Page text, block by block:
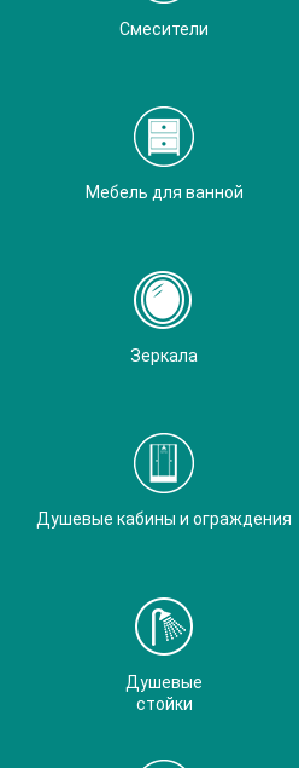
Смесители
Мебель для ванной
Зеркала
Душевые кабины и ограждения
Душевые
стойки